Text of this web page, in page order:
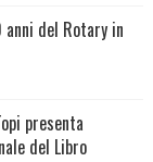
del Rotary in
presenta
del Libro